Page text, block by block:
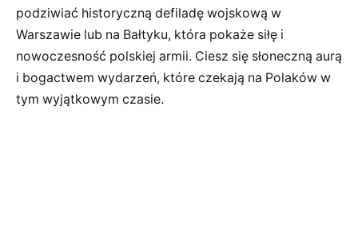
podziwiać historyczną defiladę wojskową w
Warszawie lub na Bałtyku, która pokaże siłę i
nowoczesność polskiej armii. Ciesz się słoneczną aurą
i bogactwem wydarzeń, które czekają na Polaków w
tym wyjątkowym czasie.